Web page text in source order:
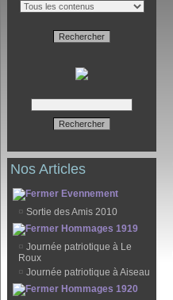
Nos Articles
Evennement
¤ Sortie des Amis 2010
Hommages 1919
¤ Journée patriotique à Le
Roux
¤ Journée patriotique à Aiseau
Hommages 1920